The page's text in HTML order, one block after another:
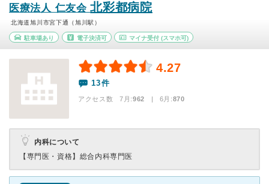
医療法人 仁友会北彩都病院
北海道旭川市宮下通（旭川駅）
駐車場あり 電子決済可 マイナ受付 (スマホ可)
4.27
13件
アクセス数 7月:962 | 6月:870
内科について
【専門医・資格】 総合内科専門医